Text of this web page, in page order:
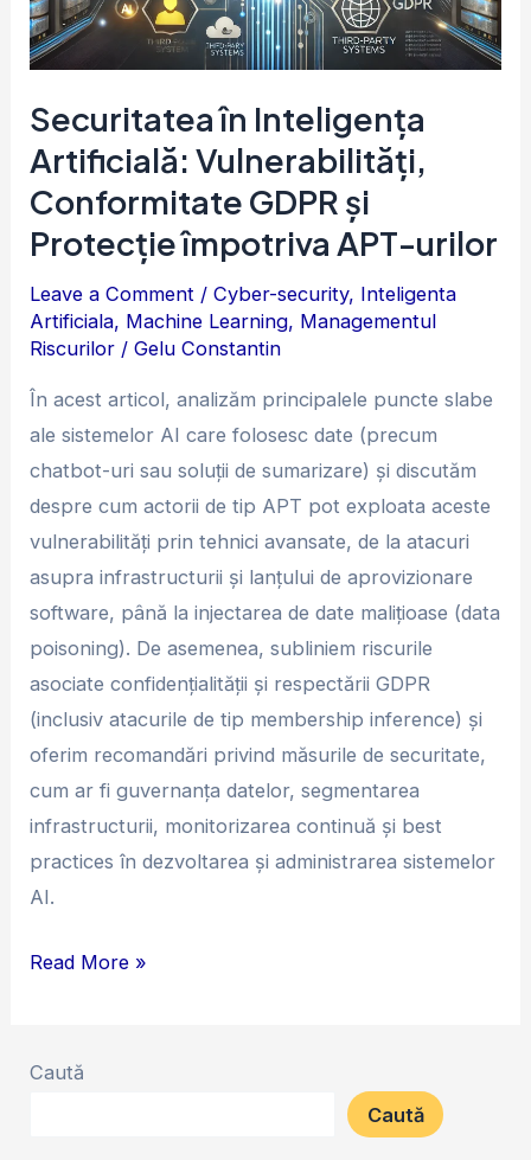
Securitatea în Inteligența
Artificială: Vulnerabilități,
Conformitate GDPR și
Protecție împotriva APT-urilor
Leave a Comment /Cyber-security, Inteligenta
Artificiala, Machine Learning, Managementul
Riscurilor /Gelu Constantin
În acest articol, analizăm principalele puncte slabe
ale sistemelor AI care folosesc date (precum
chatbot-uri sau soluții de sumarizare) și discutăm
despre cum actorii de tip APT pot exploata aceste
vulnerabilități prin tehnici avansate, de la atacuri
asupra infrastructurii și lanțului de aprovizionare
software, până la injectarea de date malițioase (data
poisoning). De asemenea, subliniem riscurile
asociate confidențialității și respectării GDPR
(inclusiv atacurile de tip membership inference) și
oferim recomandări privind măsurile de securitate,
cum ar fi guvernanța datelor, segmentarea
infrastructurii, monitorizarea continuă și best
practices în dezvoltarea și administrarea sistemelor
AI.
GDPR
și
împotriva
APT-
urilor
Read More »
Caută
Caută